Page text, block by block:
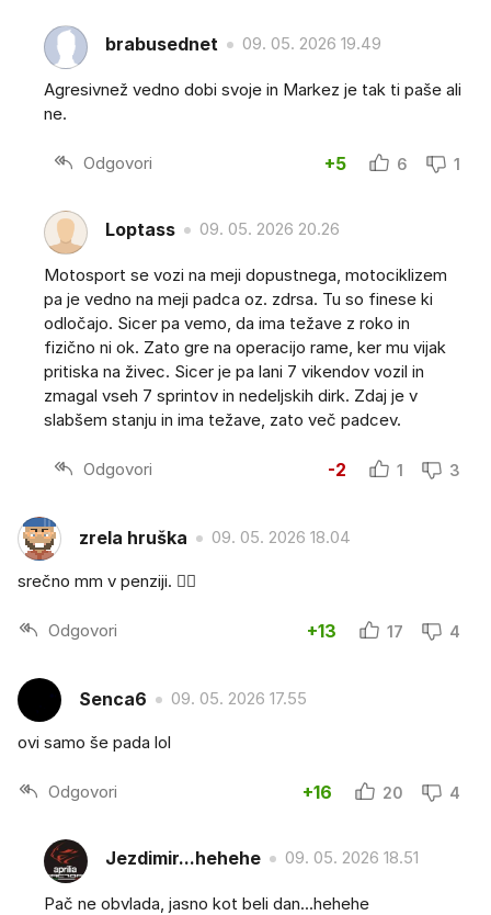
brabusednet 09. 05. 2026 19.49
Agresivnež vedno dobi svoje in Markez je tak ti paše ali
ne.
Odgovori +5 6 1
Loptass 09. 05. 2026 20.26
Motosport se vozi na meji dopustnega, motociklizem
pa je vedno na meji padca oz. zdrsa. Tu so finese ki
odločajo. Sicer pa vemo, da ima težave z roko in
fizično ni ok. Zato gre na operacijo rame, ker mu vijak
pritiska na živec. Sicer je pa lani 7 vikendov vozil in
zmagal vseh 7 sprintov in nedeljskih dirk. Zdaj je v
slabšem stanju in ima težave, zato več padcev.
Odgovori -2 1 3
zrela hruška 09. 05. 2026 18.04
srečno mm v penziji. 👍🏻
Odgovori +13 17 4
Senca6 09. 05. 2026 17.55
ovi samo še pada lol
Odgovori +16 20 4
Jezdimir...hehehe 09. 05. 2026 18.51
Pač ne obvlada, jasno kot beli dan...hehehe